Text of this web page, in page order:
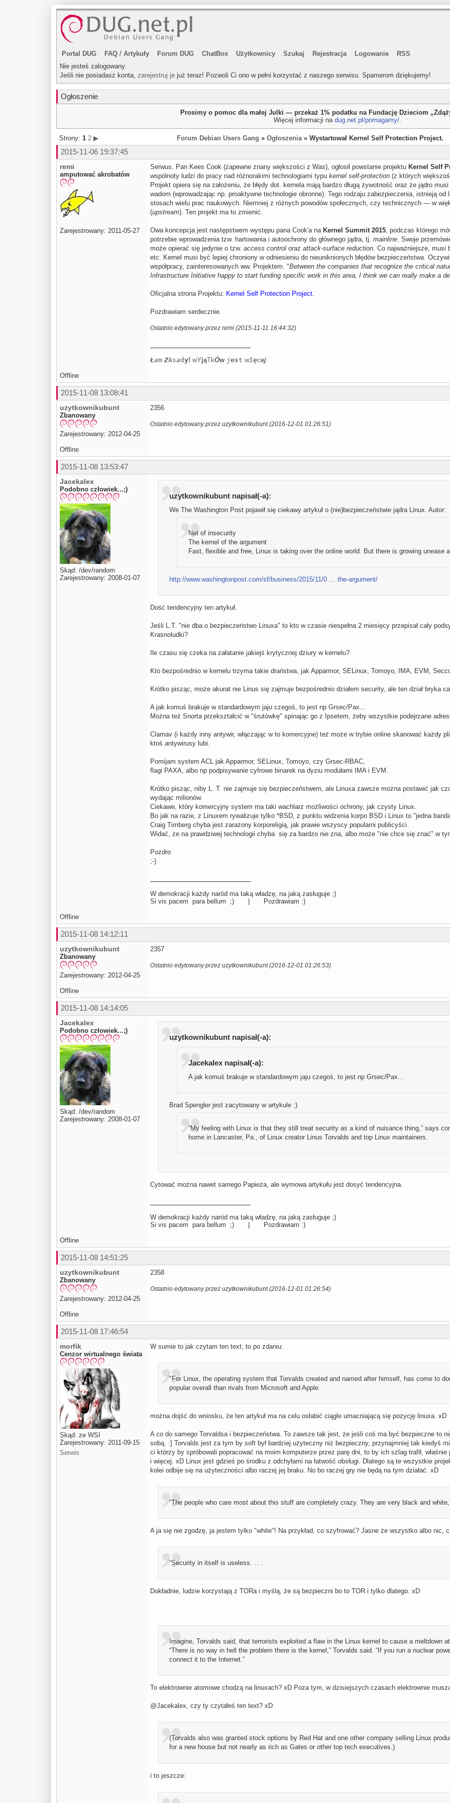
Portal DUG FAQ / Artykuły Forum DUG ChatBox Użytkownicy Szukaj Rejestracja Logowanie
RSS
Nie jesteś zalogowany.
Jeśli nie posiadasz konta, zarejestruj je już teraz! Pozwoli Ci ono w pełni korzystać z naszego serwisu. Spamerom dziękujemy!
Ogłoszenie
Prosimy o pomoc dla małej Julki — przekaż 1% podatku na Fundację Dzieciom
Więcej informacji na dug.net.pl/pomagamy/.
Strony: 1 2 ▶ Forum Debian Users Gang » Ogłoszenia» Wystartował Kernel Self Protection Project.
2015-11-06 19:37:45
remi
amputować akrobatów
Zarejestrowany: 2011-05-27
Serwus. Pan Kees Cook (zapewne znany większości z Was), ogłosił powstanie projektu Kernel Self
wspólnoty ludzi do pracy nad różnorakimi technologiami typu kernel self-protection (z których
Projekt opiera się na założeniu, że błędy dot. kernela mają bardzo długą żywotność oraz że jądro
wadom (wprowadzając np. proaktywne technologie obronne). Tego rodzaju zabezpieczenia, istnieją
stosach wielu prac naukowych. Niemniej z różnych powodów społecznych, czy technicznych — w
(upstream). Ten projekt ma to zmienić.
Owa koncepcja jest następstwem występu pana Cook'a na Kernel Summit 2015, podczas którego
potrzebie wprowadzenia tzw. hartowania i autoochrony do głównego jądra, tj. mainline. Swoje
może opierać się jedynie o tzw. access control oraz attack-surface reduction. Co najważniejsze, musi
etc. Kernel musi być lepiej chroniony w odniesieniu do nieuniknionych błędów bezpieczeństwa.
współpracy, zainteresowanych ww. Projektem. "Between the companies that recognize the critical
Infrastructure Initiative happy to start funding specific work in this area, I think we can really make a
Oficjalna strona Projektu: Kernel Self Protection Project.
Pozdrawiam serdecznie.
Ostatnio edytowany przez remi (2015-11-11 16:44:32)
Łam ZAsady! wYjąTkÓw jest wIęcej.
Offline
2015-11-08 13:08:41
uzytkownikubunt
Zbanowany
Zarejestrowany: 2012-04-25
2356
Ostatnio edytowany przez uzytkownikubunt (2016-12-01 01:26:51)
Offline
2015-11-08 13:53:47
Jacekalex
Podobno człowiek...;)
Skąd: /dev/random
Zarejestrowany: 2008-01-07
uzytkownikubunt napisał(-a):
We The Washington Post pojawił się ciekawy artykuł o (nie)bezpieczeństwie jądra Linux.
Net of insecurity
The kernel of the argument
Fast, flexible and free, Linux is taking over the online world. But there is growing unease
http://www.washingtonpost.com/sf/business/2015/11/0 … the-argument/
Dość tendencyjny ten artykuł.
Jeśli L.T. "nie dba o bezpieczeństwo Linuxa" to kto w czasie niespełna 2 miesięcy przepisał cały
Krasnoludki?
Ile czasu się czeka na załatanie jakiejś krytycznej dziury w kernelu?
Kto bezpośrednio w kernelu trzyma takie draństwa, jak Apparmor, SELinux, Tomoyo, IMA, EVM,
Krótko pisząc, może akurat nie Linus się zajmuje bezpośrednio działem security, ale ten dział bryka
A jak komuś brakuje w standardowym jaju czegoś, to jest np Grsec/Pax...
Można też Snorta przekształcić w "śrutówkę" spinając go z Ipsetem, żeby wszystkie podejrzane
Clamav (i każdy inny antywir, włączając w to komercyjne) też może w trybie online skanować każdy
ktoś antywirusy lubi.
Pomijam system ACL jak Apparmor, SELinux, Tomoyo, czy Grsec-RBAC,
flagi PAXA, albo np podpisywanie cyfrowe binarek na dyziu modułami IMA i EVM.
Krótko pisząc, niby L. T. nie zajmuje się bezpieczeństwem, ale Linuxa zawsze można postawić jak
wydając milionów.
Ciekawe, który komercyjny system ma taki wachlarz możliwości ochrony, jak czysty Linux.
Bo jak na razie, z Linuxem rywalizuje tylko *BSD, z punktu widzenia korpo BSD i Linux to "jedna
Craig Timberg chyba jest zarażony korporeligią, jak prawie wszyscy popularni publicyści.
Widać, że na prawdziwej technologii chyba się za bardzo nie zna, albo może "nie chce się znać" w
Pozdro
;-)
W demokracji każdy naród ma taką władzę, na jaką zasługuje ;)
Si vis pacem para bellum ;) | Pozdrawiam :)
Offline
2015-11-08 14:12:11
uzytkownikubunt
Zbanowany
Zarejestrowany: 2012-04-25
2357
Ostatnio edytowany przez uzytkownikubunt (2016-12-01 01:26:53)
Offline
2015-11-08 14:14:05
Jacekalex
Podobno człowiek...;)
Skąd: /dev/random
Zarejestrowany: 2008-01-07
uzytkownikubunt napisał(-a):
Jacekalex napisał(-a):
A jak komuś brakuje w standardowym jaju czegoś, to jest np Grsec/Pax...
Brad Spengler jest zacytowany w artykule ;)
“My feeling with Linux is that they still treat security as a kind of nuisance thing,” says
home in Lancaster, Pa., of Linux creator Linus Torvalds and top Linux maintainers.
Cytować można nawet samego Papieża, ale wymowa artykułu jest dosyć tendencyjna.
W demokracji każdy naród ma taką władzę, na jaką zasługuje ;)
Si vis pacem para bellum ;) | Pozdrawiam :)
Offline
2015-11-08 14:51:25
uzytkownikubunt
Zbanowany
Zarejestrowany: 2012-04-25
2358
Ostatnio edytowany przez uzytkownikubunt (2016-12-01 01:26:54)
Offline
2015-11-08 17:46:54
morfik
Cenzor wirtualnego świata
Skąd: ze WSI
Zarejestrowany: 2011-09-15
Serwis
W sumie to jak czytam ten text, to po zdaniu:
"For Linux, the operating system that Torvalds created and named after himself, has come to
popular overall than rivals from Microsoft and Apple.
można dojść do wniosku, że ten artykuł ma na celu osłabić ciągle umacniającą się pozycję linuxa. xD
A co do samego Torvaldsa i bezpieczeństwa. To zawsze tak jest, że jeśli coś ma być bezpieczne to
sobą. :] Torvalds jest za tym by soft był bardziej użyteczny niż bezpieczny, przynajmniej tak kiedyś
ci którzy by spróbowali popracować na moim komputerze przez parę dni, to by ich szlag trafił,
i więcej. xD Linux jest gdzieś po środku z odchyłami na łatwość obsługi. Dlatego są te wszystkie
kolei odbije się na użyteczności albo raczej jej braku. No bo raczej gry nie będą na tym działać. xD
“The people who care most about this stuff are completely crazy. They are very black and
A ja się nie zgodzę, ja jestem tylko "white"! Na przykład, co szyfrować? Jasne że wszystko albo nic,
“Security in itself is useless. . . .
Dokładnie, ludzie korzystają z TORa i myślą, że są bezpieczni bo to TOR i tylko dlatego. xD
Imagine, Torvalds said, that terrorists exploited a flaw in the Linux kernel to cause a meltdown
“There is no way in hell the problem there is the kernel,” Torvalds said. “If you run a nuclear
connect it to the Internet.”
To elektrownie atomowe chodzą na linuxach? xD Poza tym, w dzisiejszych czasach elektrownie
@Jacekalex, czy ty czytałeś ten text? xD
(Torvalds also was granted stock options by Red Hat and one other company selling Linux
for a new house but not nearly as rich as Gates or other top tech executives.)
i to jeszcze: